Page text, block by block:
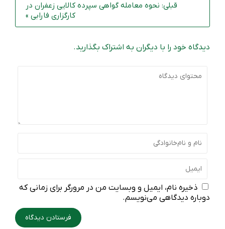
قبلی: نحوه معامله گواهی سپرده کالایی زعفران در
کارگزاری فارابی »
دیدگاه خود را با دیگران به اشتراک بگذارید.
ذخیره نام، ایمیل و وبسایت من در مرورگر برای زمانی که
دوباره دیدگاهی می‌نویسم.